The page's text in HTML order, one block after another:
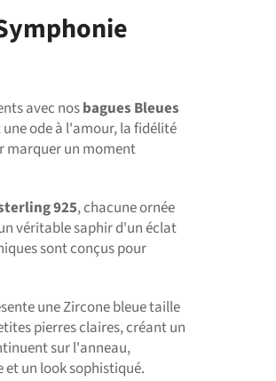
avec nosbagues Bleues
une ode à l'amour, la fidélité
marquer un moment
925, chacune ornée
véritable saphir d'un éclat
sont conçus pour
une Zircone bleue taille
pierres claires, créant un
sur l'anneau,
un look sophistiqué.